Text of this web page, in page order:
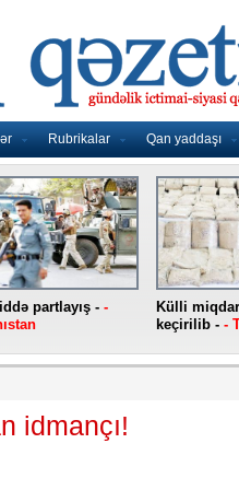
Rubrikalar Qan yaddaşı
partlayış - -
Külli
keçirilib - -
idmançı!